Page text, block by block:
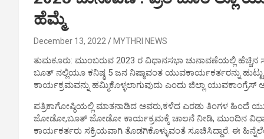
ಹೆಮ್ಮೆ
December 13, 2022 MYTHRI NEWS
ತುಮಕೂರು: ಮುಂಬರುವ 2023 ರ ವಿಧಾನಸಭಾ ಚುನಾವಣೆಯಲ್ಲಿ ಹೆಚ್ಚಿನ
ಬೂತ್ ನಲ್ಲಿಯೂ ಕನಿಷ್ಠ 5 ಜನ ನಿಷ್ಠಾವಂತ ಯುವಕಾರ್ಯಕರ್ತರನ್ನು
ಕಾರ್ಯಕ್ರಮವನ್ನು ಹಮ್ಮಿಕೊಳ್ಳಲಾಗುವುದು ಎಂದು ಜಿಲ್ಲಾ
ಪತ್ರಿಕಾಗೋಷ್ಠಿಯಲ್ಲಿ ಮಾತನಾಡಿದ ಅವರು,ಕಳೆದ ಎರಡು ತಿಂಗಳ ಹಿಂದೆ
ಜೋಡೋ,ಬೂತ್ ಜೋಡೋ ಕಾರ್ಯಕ್ರಮಕ್ಕೆ ಚಾಲನೆ ನೀಡಿ, ಮುಂದಿನ
ಕಾರ್ಯಕರ್ತರು ಸಕ್ರಿಯವಾಗಿ ತೊಡಗಿಕೊಳ್ಳುವಂತೆ ಸೂಚಿಸಿದ್ದಾರೆ. ಈ